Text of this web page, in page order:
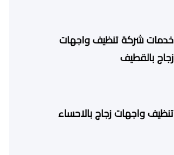
خدمات شركة تنظيف واجهات
زجاج بالقطيف
تنظيف واجهات زجاج بالاحساء